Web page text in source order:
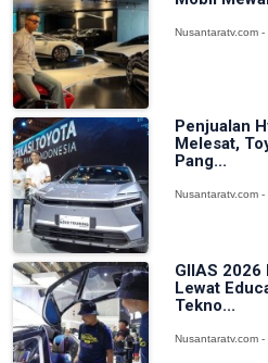
Nusantaratv.com
Penjualan
Melesat,
Pang...
Nusantaratv.com
GIIAS 2026
Lewat
Tekno...
Nusantaratv.com